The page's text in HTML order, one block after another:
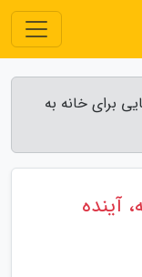
برای خانه به
آینده